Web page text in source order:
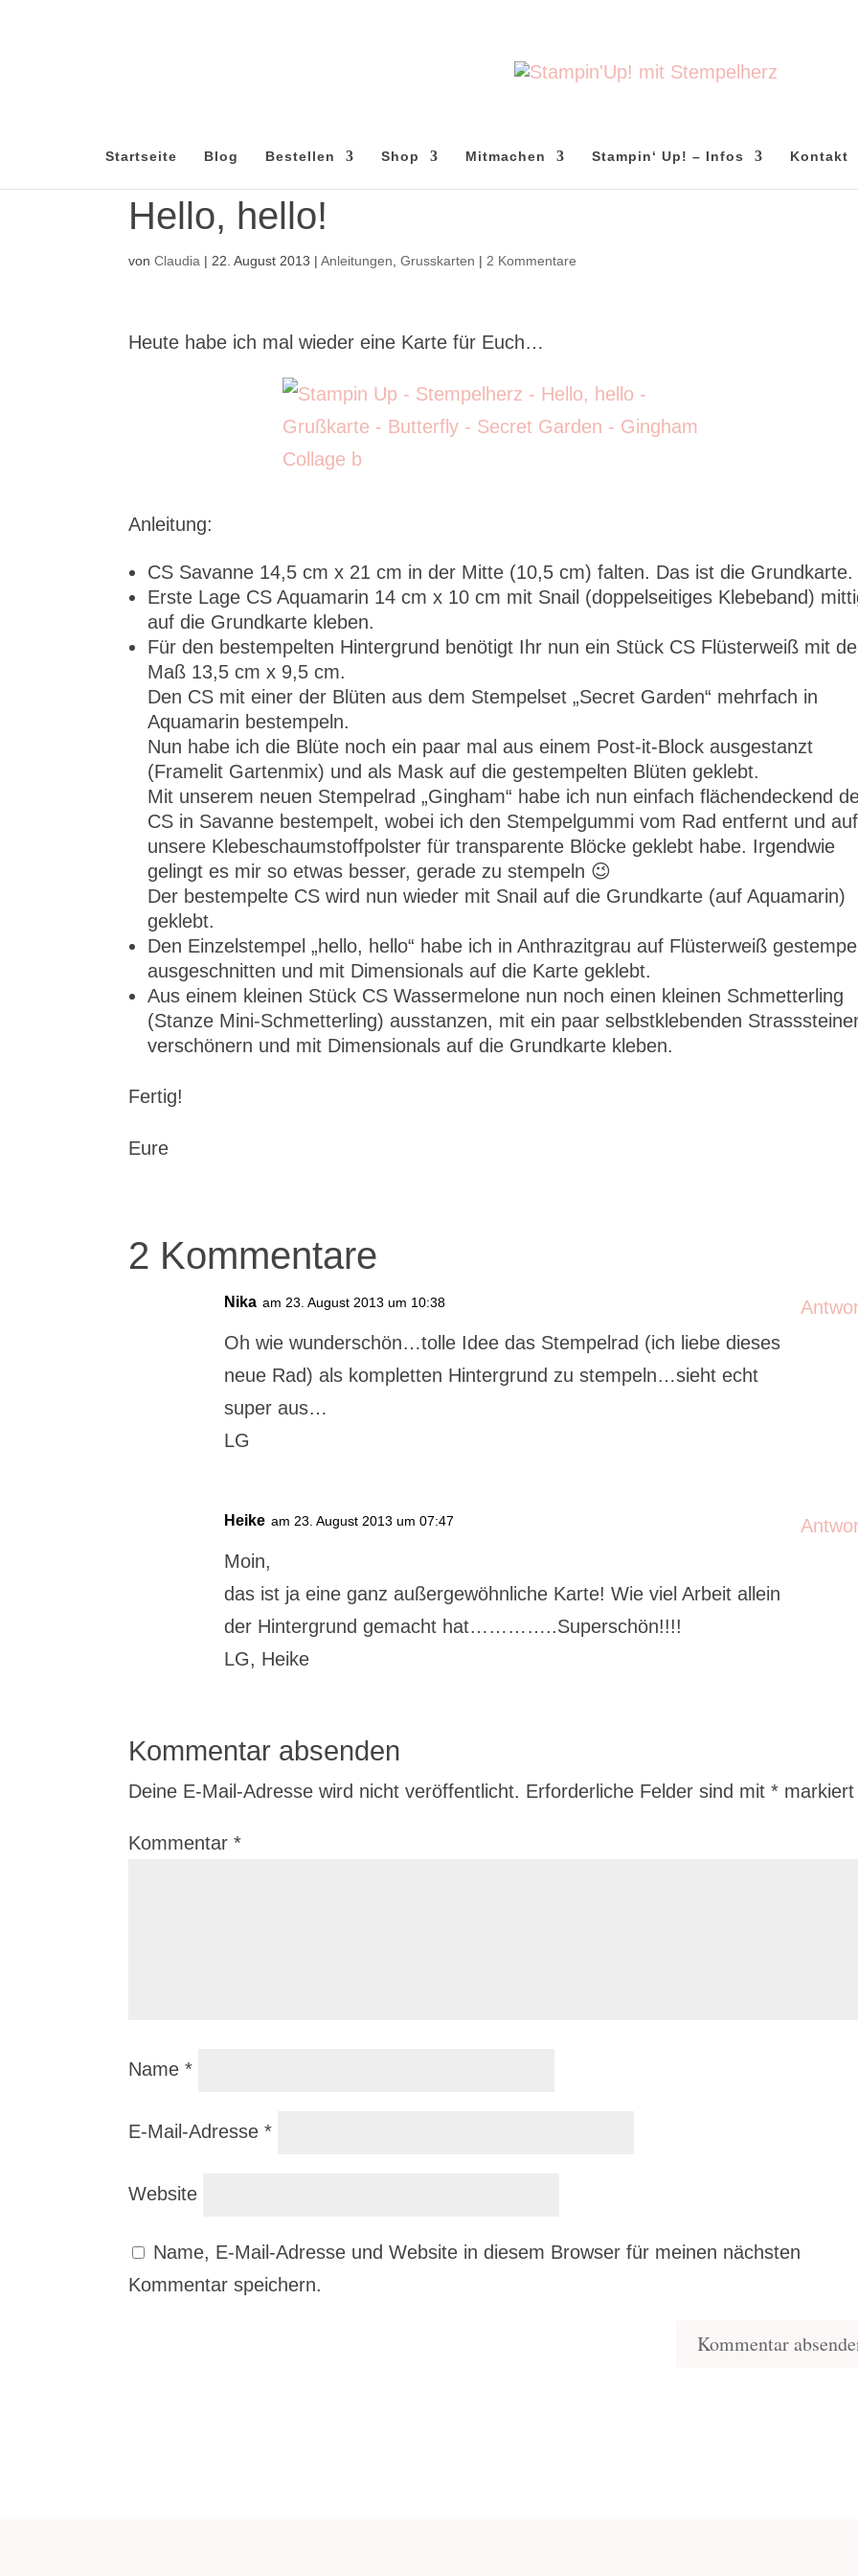
Startseite Blog Bestellen Shop Mitmachen Stampin‘ Up! – Infos Kontakt
Hello, hello!
vonClaudia | 22. August 2013 |Anleitungen ,Grusskarten | 2 Kommentare
Heute habe ich mal wieder eine Karte für Euch…
Anleitung:
CS Savanne 14,5 cm x 21 cm in der Mitte (10,5 cm) falten. Das ist die Grundkarte.
Erste Lage CS Aquamarin 14 cm x 10 cm mit Snail (doppelseitiges Klebeband)
auf die Grundkarte kleben.
Für den bestempelten Hintergrund benötigt Ihr nun ein Stück CS Flüsterweiß mit
Maß 13,5 cm x 9,5 cm.
Den CS mit einer der Blüten aus dem Stempelset „Secret Garden“ mehrfach in
Aquamarin bestempeln.
Nun habe ich die Blüte noch ein paar mal aus einem Post-it-Block ausgestanzt
(Framelit Gartenmix) und als Mask auf die gestempelten Blüten geklebt.
Mit unserem neuen Stempelrad „Gingham“ habe ich nun einfach flächendeckend
CS in Savanne bestempelt, wobei ich den Stempelgummi vom Rad entfernt und auf
unsere Klebeschaumstoffpolster für transparente Blöcke geklebt habe. Irgendwie
gelingt es mir so etwas besser, gerade zu stempeln 😉
Der bestempelte CS wird nun wieder mit Snail auf die Grundkarte (auf Aquamarin)
geklebt.
Den Einzelstempel „hello, hello“ habe ich in Anthrazitgrau auf Flüsterweiß
ausgeschnitten und mit Dimensionals auf die Karte geklebt.
Aus einem kleinen Stück CS Wassermelone nun noch einen kleinen Schmetterling
(Stanze Mini-Schmetterling) ausstanzen, mit ein paar selbstklebenden
verschönern und mit Dimensionals auf die Grundkarte kleben.
Fertig!
Eure
2 Kommentare
Nika am 23. August 2013 um 10:38
Oh wie wunderschön…tolle Idee das Stempelrad (ich liebe dieses
neue Rad) als kompletten Hintergrund zu stempeln…sieht echt
super aus…
LG
Heike am 23. August 2013 um 07:47
Moin,
das ist ja eine ganz außergewöhnliche Karte! Wie viel Arbeit allein
der Hintergrund gemacht hat…………..Superschön!!!!
LG, Heike
Kommentar absenden
Deine E-Mail-Adresse wird nicht veröffentlicht. Erforderliche Felder sind mit* markiert
Kommentar*
Name*
E-Mail-Adresse*
Website
Name, E-Mail-Adresse und Website in diesem Browser für meinen nächsten
Kommentar speichern.